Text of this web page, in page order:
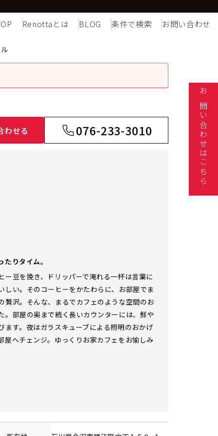
Renottaとは BLOG 条件で検索 お問い合わせ
わせる 076-233-3010
たりタイム。
ー豆を挽き、ドリッパーで淹れる一杯は言葉に
しい。そのコーヒーをかたわらに、お部屋でま
贅沢。そんな、まるでカフェのような空間のお
。部屋の奥まで続く長いカウンターには、鮮や
ます。夜はガラスキューブによる照明のおかげ
屋へチェンジ。ゆっくりお家カフェをお愉しみ
お問い合わせはこちら